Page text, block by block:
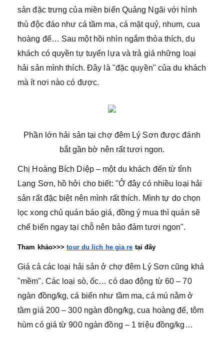
sản đặc trưng của miền biển Quảng Ngãi với hình
thù độc đáo như cá tầm ma, cá mặt quỷ, nhum, cua
hoàng đế… Sau một hồi nhìn ngắm thỏa thích, du
khách có quyền tự tuyển lựa và trả giá những loại
hải sản mình thích. Đây là "đặc quyền" của du khách
mà ít nơi nào có được.
Phần lớn hải sản tại chợ đêm Lý Sơn được đánh
bắt gần bờ nên rất tươi ngon.
Chị Hoàng Bích Diệp – một du khách đến từ tỉnh
Lạng Sơn, hồ hởi cho biết: "Ở đây có nhiều loại hải
sản rất đặc biệt nên mình rất thích. Mình tự do chọn
lọc xong chủ quán báo giá, đồng ý mua thì quán sẽ
chế biến ngay tại chỗ nên bảo đảm tươi ngon".
Tham khảo>>> tour du lich he gia re tại đây
Giá cả các loại hải sản ở chợ đêm Lý Sơn cũng khá
"mềm". Các loại sò, ốc… có dao động từ 60 – 70
ngàn đồng/kg, cá biển như tầm ma, cá mú nằm ở
tầm giá 200 – 300 ngàn đồng/kg, cua hoàng đế, tôm
hùm có giá từ 900 ngàn đồng – 1 triệu đồng/kg…